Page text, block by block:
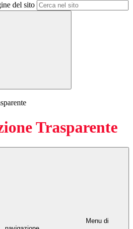
del sito
Trasparente
Menu di